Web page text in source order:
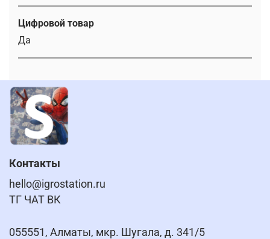
Цифровой товар
Да
Контакты
hello@igrostation.ru
ТГ ЧАТ ВК
055551, Алматы, мкр. Шугала, д. 341/5